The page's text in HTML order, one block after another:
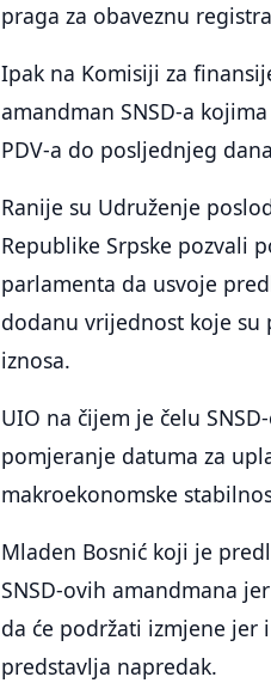
praga za obaveznu
Ipak na Komisiji za
amandman SNSD-a
PDV-a do posljednjeg
Ranije su Udruženje
Republike Srpske pozvali
parlamenta da usvoje
dodanu vrijednost koje su
iznosa.
UIO na čijem je čelu
pomjeranje datuma za
makroekonomske
Mladen Bosnić koji je
SNSD-ovih amandmana
da će podržati izmjene jer
predstavlja napredak.